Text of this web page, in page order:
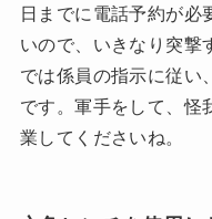
日までに電話予約が必
いので、いきなり突撃
では係員の指示に従い
です。軍手をして、怪
業してくださいね。